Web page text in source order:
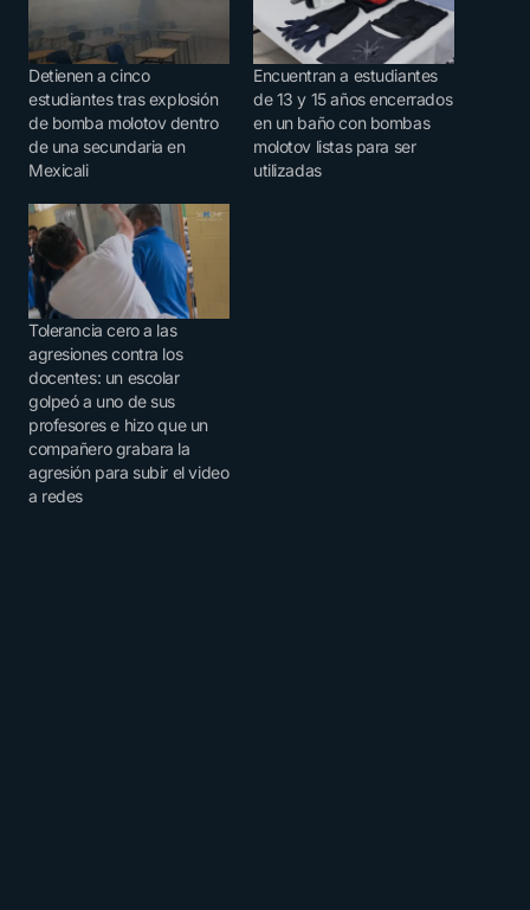
Detienen a cinco
estudiantes tras explosión
de bomba molotov dentro
de una secundaria en
Mexicali
Encuentran a estudiantes
de 13 y 15 años encerrados
en un baño con bombas
molotov listas para ser
utilizadas
Tolerancia cero a las
agresiones contra los
docentes: un escolar
golpeó a uno de sus
profesores e hizo que un
compañero grabara la
agresión para subir el video
a redes